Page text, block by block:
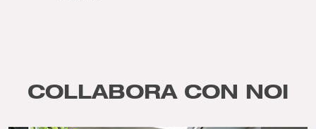
COLLABORA CON NOI